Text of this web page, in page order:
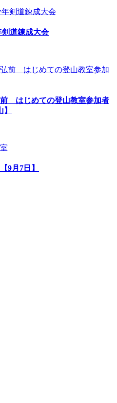
道錬成大会
前 はじめての登山教室参加者
9月7日】